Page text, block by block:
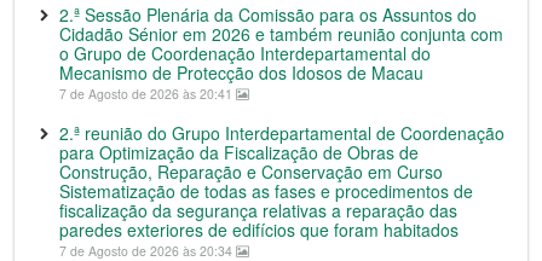
2.ª Sessão Plenária da Comissão para os Assuntos do
Cidadão Sénior em 2026 e também reunião conjunta com
o Grupo de Coordenação Interdepartamental do
Mecanismo de Protecção dos Idosos de Macau
7 de Agosto de 2026 às 20:41
2.ª reunião do Grupo Interdepartamental de Coordenação
para Optimização da Fiscalização de Obras de
Construção, Reparação e Conservação em Curso
Sistematização de todas as fases e procedimentos de
fiscalização da segurança relativas a reparação das
paredes exteriores de edifícios que foram habitados
7 de Agosto de 2026 às 20:34